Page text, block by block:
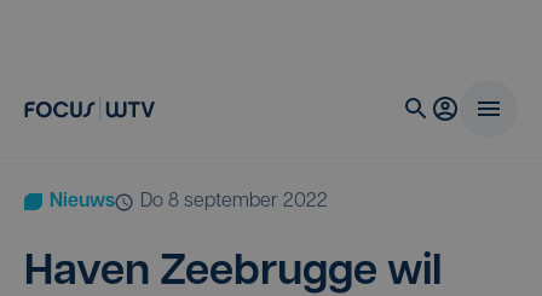
Nieuws do 8 september 2022
Haven Zee­brug­ge wil